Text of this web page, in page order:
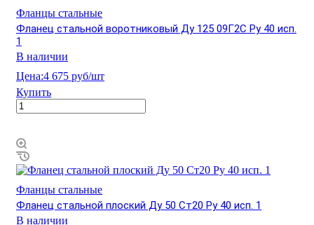
Фланцы стальные
Фланец стальной воротниковый Ду 125 09Г2С Ру 40 исп.
1
В наличии
Цена:4 675 руб/шт
Купить
Фланцы стальные
Фланец стальной плоский Ду 50 Ст20 Ру 40 исп. 1
В наличии